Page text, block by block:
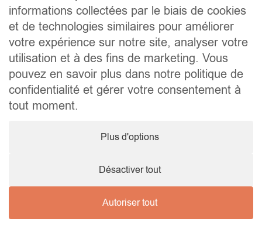
Liens utiles
Conseils pratiques pour vendre ou louer
Préparer un déménagement
Documents utiles
Notaire.be
Société
TVA. BE 0464.629.802 • IPI : 510350 RC professionnelle et
cautionnement via AXA Belgium SA – police n° 730.390.160
Protection des données personnelles•Mentions légales
informations collectées par le biais de cookies
et de technologies similaires pour améliorer
votre expérience sur notre site, analyser votre
utilisation et à des fins de marketing. Vous
pouvez en savoir plus dans notre politique de
confidentialité et gérer votre consentement à
tout moment.
Plus d'options
Désactiver tout
Autoriser tout